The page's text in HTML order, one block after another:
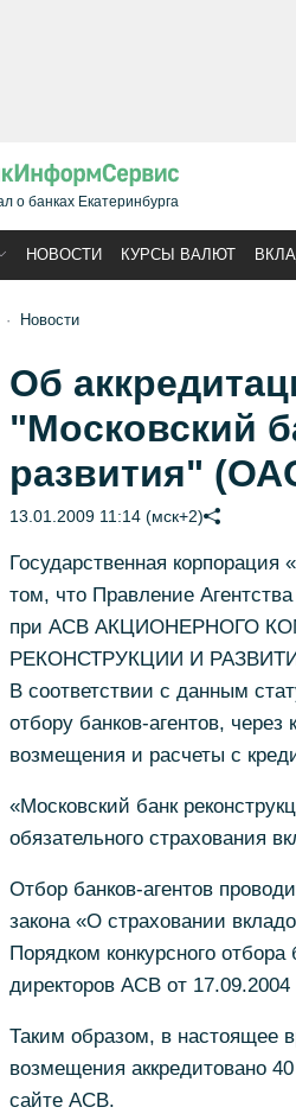
о банках Екатеринбурга
НОВОСТИ КУРСЫ ВАЛЮТ
Новости
Об
"Московский
развития"
13.01.2009 11:14 (мск+2)
Государственная
том, что Правление
при АСВ АКЦИОНЕРНОГО
РЕКОНСТРУКЦИИ И
В соответствии с данным
отбору банков-агентов,
возмещения и расчеты с
«Московский банк
обязательного страхования
Отбор банков-агентов
закона «О страховании
Порядком конкурсного
директоров АСВ от 17.09.2004
Таким образом, в настоящее
возмещения аккредитовано
сайте АСВ.